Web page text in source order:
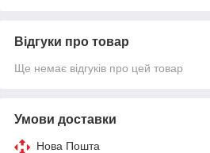
Відгуки про товар
Ще немає відгуків про цей товар
Умови доставки
Нова Пошта